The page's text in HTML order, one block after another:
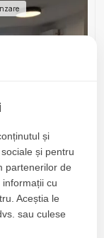
2
și
și pentru
partenerilor de
cu
Aceștia le
sau culese